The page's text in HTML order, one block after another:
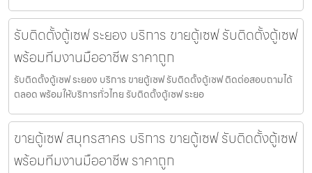
รับติดตั้งตู้เซฟ ระยอง บริการ ขายตู้เซฟ รับติดตั้งตู้เซฟ
พร้อมทีมงานมืออาชีพ ราคาถูก
รับติดตั้งตู้เซฟ ระยอง บริการ ขายตู้เซฟ รับติดตั้งตู้เซฟ ติดต่อสอบถามได้
ตลอด พร้อมให้บริการทั่วไทย รับติดตั้งตู้เซฟ ระยอ
ขายตู้เซฟ สมุทรสาคร บริการ ขายตู้เซฟ รับติดตั้งตู้เซฟ
พร้อมทีมงานมืออาชีพ ราคาถูก